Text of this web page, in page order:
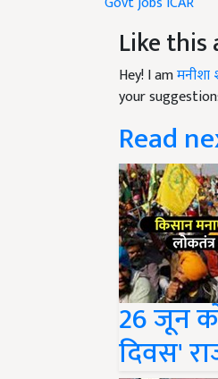
Like this
Hey! I amमनीशा
your
Read
26 जून
दिवस'